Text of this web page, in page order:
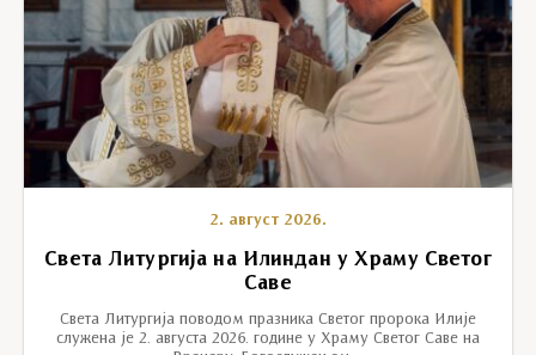
2. август 2026.
Света Литургија на Илиндан у Храму Светог
Саве
Света Литургија поводом празника Светог пророка Илије
служена је 2. августа 2026. године у Храму Светог Саве на